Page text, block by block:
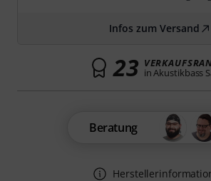
Infos zum Versand
23 in Akustikbass
Beratung